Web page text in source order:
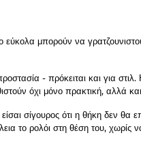
εύκολα μπορούν να
- πρόκειται και για
όχι μόνο πρακτική, αλλά
σίγουρος ότι η θήκη δεν θα
το ρολόι στη θέση του, χωρίς